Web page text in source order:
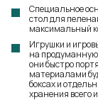
Специальное
стол для
максимальный
Игрушки и
на
они быстро
материалами
боксах и
хранения всего